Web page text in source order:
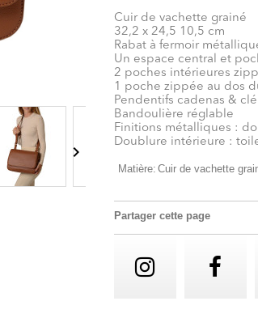

Cuir de vachette grainé
32,2 x 24,5 10,5 cm
Rabat à fermoir
Un espace central et
2 poches intérieures
1 poche zippée au dos
Pendentifs cadenas & clé
Bandoulière réglable
Finitions métalliques :
Doublure intérieure :
Matière: Cuir de vachette
Partager cette page